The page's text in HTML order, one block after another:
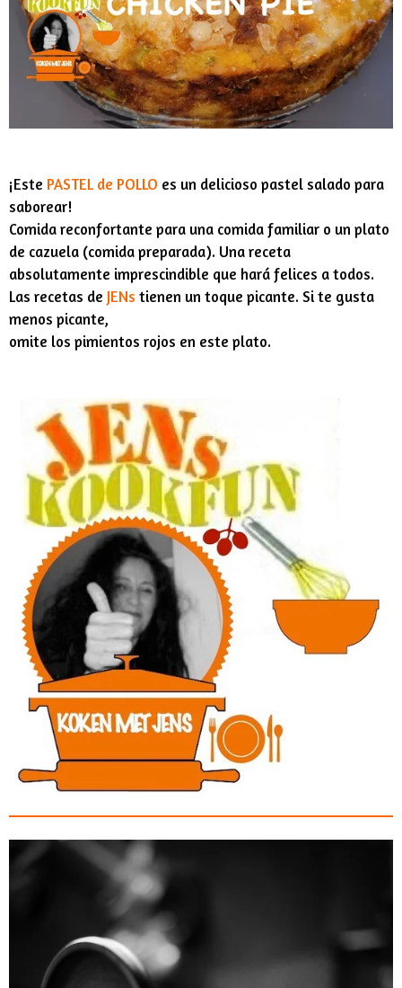
¡Este PASTEL de POLLO es un delicioso pastel salado para
saborear!
Comida reconfortante para una comida familiar o un plato
de cazuela (comida preparada). Una receta
absolutamente imprescindible que hará felices a todos.
Las recetas de JENs tienen un toque picante. Si te gusta
menos picante,
omite los pimientos rojos en este plato.